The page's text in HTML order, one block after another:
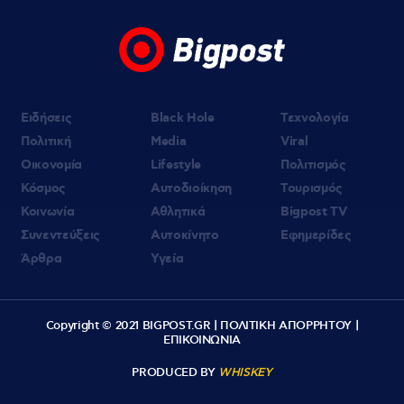
Ειδήσεις
Πολιτική
Οικονομία
Κόσμος
Κοινωνία
Συνεντεύξεις
Άρθρα
Black Hole
Media
Lifestyle
Αυτοδιοίκηση
Αθλητικά
Αυτοκίνητο
Υγεία
Τεχνολογία
Viral
Πολιτισμός
Τουρισμός
Bigpost TV
Εφημερίδες
Copyright © 2021 BIGPOST.GR | ΠΟΛΙΤΙΚΗ ΑΠΟΡΡΗΤΟΥ|
ΕΠΙΚΟΙΝΩΝΙΑ
PRODUCED BY WHISKEY